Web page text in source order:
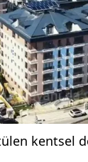
kentsel